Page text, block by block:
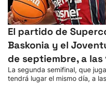
El partido de
Baskonia y el
de septiembre, a las
La segunda semifinal, que
tendrá lugar el mismo día, a